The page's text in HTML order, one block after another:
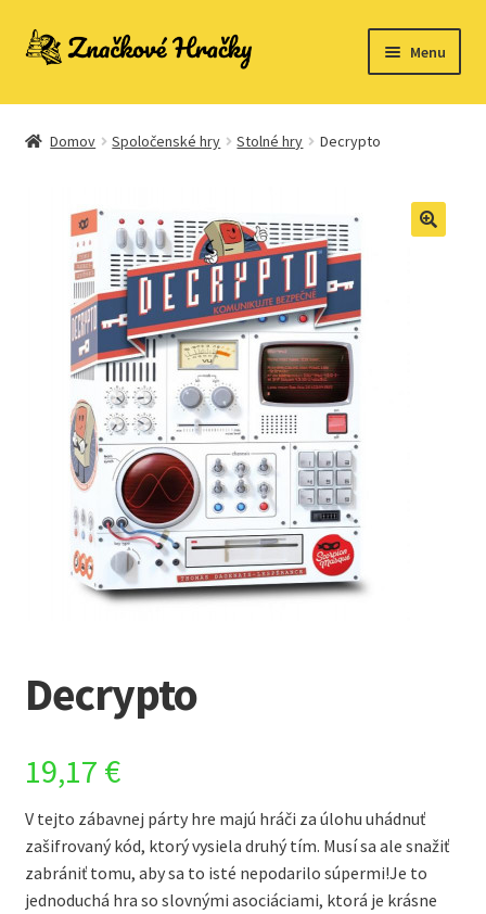
Preskočiť
Preskočiť
Menu
Domovská stránka
Ukážka strany
Domov Spoločenské hry Stolné hry Decrypto
Decrypto
19,17 €
V tejto zábavnej párty hre majú hráči za úlohu uhádnuť
zašifrovaný kód, ktorý vysiela druhý tím. Musí sa ale snažiť
zabrániť tomu, aby sa to isté nepodarilo súpermi!Je to
jednoduchá hra so slovnými asociáciami, ktorá je krásne